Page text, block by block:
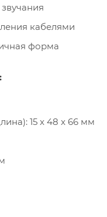
кабелями
форма
15 x 48 x 66 мм